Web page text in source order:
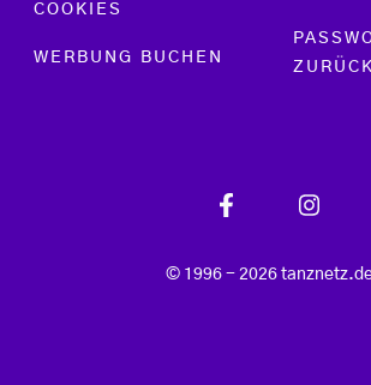
COOKIES
WERBUNG BUCHEN
© 1996 - 2026